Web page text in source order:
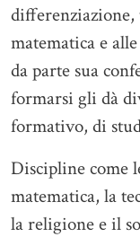
differenziazione,
matematica e
da parte sua
formarsi gli dà
formativo, di
Discipline come
matematica, la
la religione e il